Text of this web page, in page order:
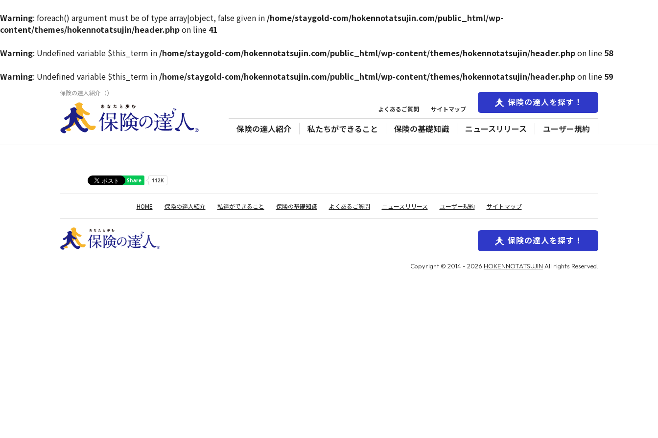
Warning: foreach() argument must be of type array|object, false given in /home/staygold-com/hokennotatsujin.com/public_html/wp-
content/themes/hokennotatsujin/header.phpon line 41
Warning: Undefined variable $this_term in /home/staygold-com/hokennotatsujin.com/public_html/wp-content/themes/hokennotatsujin/header.phpon line 58
Warning: Undefined variable $this_term in /home/staygold-com/hokennotatsujin.com/public_html/wp-content/themes/hokennotatsujin/header.phpon line 59
保険の達人紹介（）
よくあるご質問
サイトマップ
保険の達人を探す！
保険の達人紹介 私たちができること 保険の基礎知識 ニュースリリース ユーザー規約
HOME 保険の達人紹介 私達ができること 保険の基礎知識 よくあるご質問 ニュースリリース ユーザー規約 サイトマップ
保険の達人を探す！
Copyright © 2014 - 2026 HOKENNOTATSUJIN All rights Reserved.